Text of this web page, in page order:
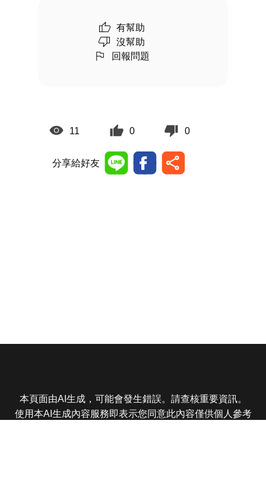
有幫助
沒幫助
回報問題
11 0 0
分享給好友
本頁面由AI生成，可能會發生錯誤。請查核重要資訊。
使用本AI生成內容服務即表示您同意此內容僅供個人參考